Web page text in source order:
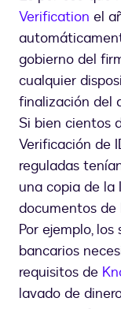
Verification el
gobierno del
cualquier
finalización del
Si bien cientos
Verificación de
reguladas
una copia de la
documentos de
Por ejemplo,
bancarios
requisitos de
lavado de